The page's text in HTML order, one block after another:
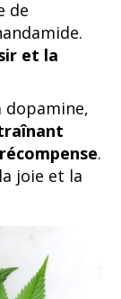
de
et la
dopamine,
.
joie et la